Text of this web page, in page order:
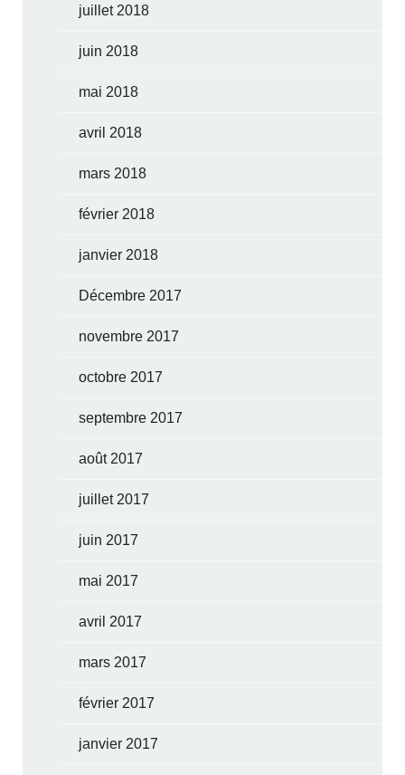
juillet 2018
juin 2018
mai 2018
avril 2018
mars 2018
février 2018
janvier 2018
Décembre 2017
novembre 2017
octobre 2017
septembre 2017
août 2017
juillet 2017
juin 2017
mai 2017
avril 2017
mars 2017
février 2017
janvier 2017